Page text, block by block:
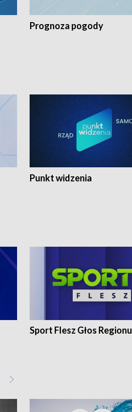
Prognoza pogody
Punkt widzenia
Sport Flesz Głos Regionu